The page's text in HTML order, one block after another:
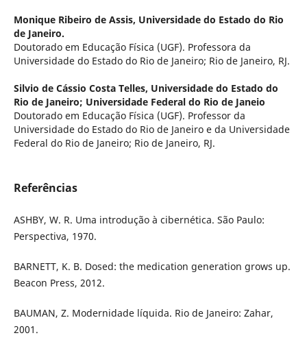
Monique Ribeiro de Assis, Universidade do Estado do Rio
de Janeiro.
Doutorado em Educação Física (UGF). Professora da
Universidade do Estado do Rio de Janeiro; Rio de Janeiro, RJ.
Silvio de Cássio Costa Telles, Universidade do Estado do
Rio de Janeiro; Universidade Federal do Rio de Janeio
Doutorado em Educação Física (UGF). Professor da
Universidade do Estado do Rio de Janeiro e da Universidade
Federal do Rio de Janeiro; Rio de Janeiro, RJ.
Referências
ASHBY, W. R. Uma introdução à cibernética. São Paulo:
Perspectiva, 1970.
BARNETT, K. B. Dosed: the medication generation grows up.
Beacon Press, 2012.
BAUMAN, Z. Modernidade líquida. Rio de Janeiro: Zahar,
2001.